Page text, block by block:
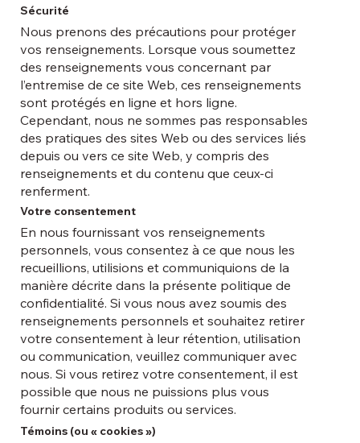
Votre consentement
En nous fournissant vos renseignements
personnels, vous consentez à ce que nous les
recueillions, utilisions et communiquions de la
manière décrite dans la présente politique de
confidentialité. Si vous nous avez soumis des
renseignements personnels et souhaitez retirer
votre consentement à leur rétention, utilisation
ou communication, veuillez communiquer avec
nous. Si vous retirez votre consentement, il est
possible que nous ne puissions plus vous
fournir certains produits ou services.
Sécurité
Nous prenons des précautions pour protéger
vos renseignements. Lorsque vous soumettez
des renseignements vous concernant par
l’entremise de ce site Web, ces renseignements
sont protégés en ligne et hors ligne.
Cependant, nous ne sommes pas responsables
des pratiques des sites Web ou des services liés
depuis ou vers ce site Web, y compris des
renseignements et du contenu que ceux-ci
renferment.
Témoins (ou « cookies »)